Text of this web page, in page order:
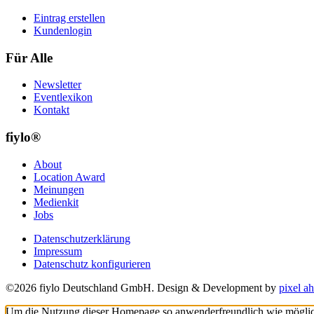
Eintrag erstellen
Kundenlogin
Für Alle
Newsletter
Eventlexikon
Kontakt
fiylo®
About
Location Award
Meinungen
Medienkit
Jobs
Datenschutzerklärung
Impressum
Datenschutz konfigurieren
©2026 fiylo Deutschland GmbH. Design & Development by pixel
Um die Nutzung dieser Homepage so anwenderfreundlich wie